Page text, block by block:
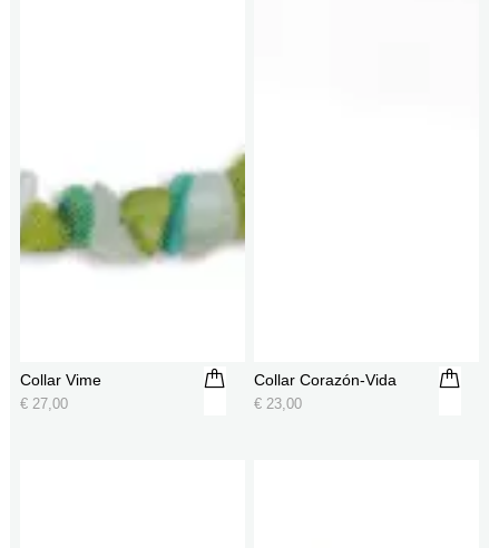
Collar Vime
€27,00
Collar Corazón-Vida
€ 23,00